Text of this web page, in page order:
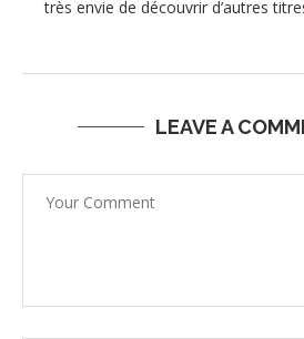
très envie de découvrir d’autres
LEAVE A